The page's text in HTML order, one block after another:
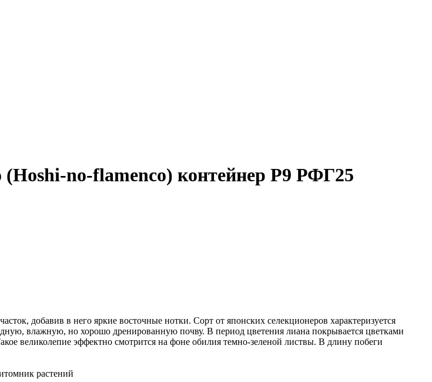
no-flamenco) контейнер Р9 РФГ25
добавив в него яркие восточные нотки. Сорт от японских селекционеров характеризуется
влажную, но хорошо дренированную почву. В период цветения лиана покрывается цветками
великолепие эффектно смотрится на фоне обилия темно-зеленой листвы. В длину побеги
растений